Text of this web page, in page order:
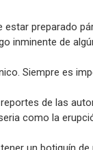
estar preparado
inminente de
Siempre es
de las
como la